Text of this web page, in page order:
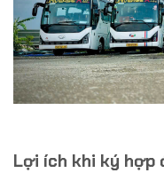
Lợi ích khi ký hợp